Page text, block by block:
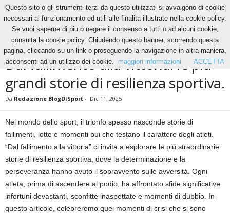
News Dal fallimento alla vittoria: le più grandi storie di resilienza sportiva.
NEWS
Dal fallimento alla vittoria: le più
grandi storie di resilienza sportiva.
Da Redazione BlogDiSport - Dic 11, 2025
Nel mondo dello sport, il trionfo spesso nasconde storie di
fallimenti, lotte e momenti bui che testano il carattere degli atleti.
“Dal fallimento alla vittoria” ci invita a esplorare le più straordinarie
storie di resilienza sportiva, dove la determinazione e la
perseveranza hanno avuto il sopravvento sulle avversità. Ogni
atleta, prima di ascendere al podio, ha affrontato sfide significative:
infortuni devastanti, sconfitte inaspettate e momenti di dubbio. In
questo articolo, celebreremo quei momenti di crisi che si sono
Questo sito o gli strumenti terzi da questo utilizzati si avvalgono di cookie
necessari al funzionamento ed utili alle finalita illustrate nella cookie policy.
Se vuoi saperne di piu o negare il consenso a tutti o ad alcuni cookie,
consulta la cookie policy. Chiudendo questo banner, scorrendo questa
pagina, cliccando su un link o proseguendo la navigazione in altra maniera,
acconsenti ad un utilizzo dei cookie.
maggiori informazioni ACCETTA